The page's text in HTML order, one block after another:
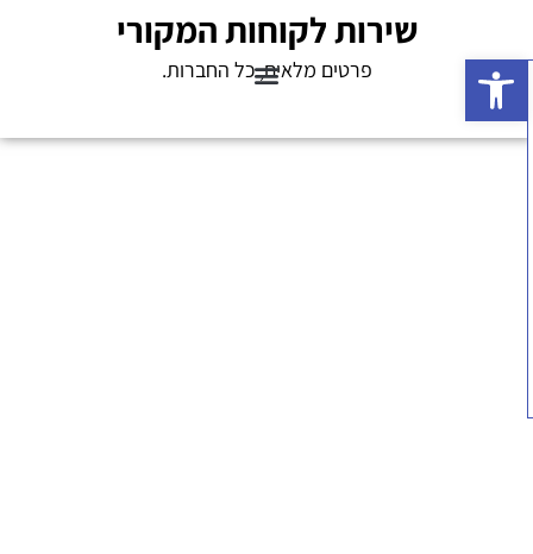
פתח סרגל נגישות
שירות לקוחות המקורי
פרטים מלאים, כל החברות.